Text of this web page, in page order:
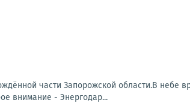
части Запорожской области.В небе
внимание - Энергодар...